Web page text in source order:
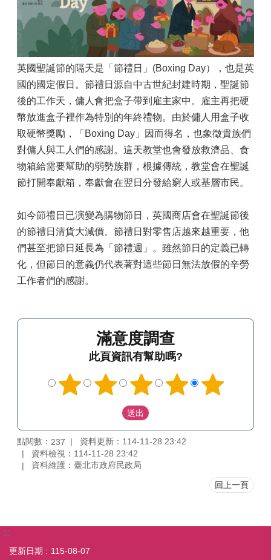
英國聖誕節的隔天是「節禮日」(Boxing Day），也是英
國的國定假日。節禮日源自中古世紀封建時期，聖誕節
後的工作天，傭人會把盒子帶到雇主家中。雇主再把硬
幣放進盒子裡作為特別的年終禮物。由於傭人用盒子收
取硬幣獎勵，「Boxing Day」因而得名，也象徵貴族們
對傭人與工人們的感謝。這天教堂也會發放救濟品、食
物箱給需要幫助的弱勢族群，根據傳統，教堂會在聖誕
節打開奉獻箱，奉獻會在翌日分發給窮人或基層市民。
如今節禮日已演變為購物節日，英國商店會在聖誕節後
的節禮日清貨大減價。節禮日對零售店越來越重要，他
們甚至把節日延長為「節禮週」。雖然節日的定義已轉
化，但節日的意義仍代表著對這些節日無法放假的辛勞
工作者們的感謝。
滿意度調查
此頁資訊有幫助嗎?
點閱數： 237
資料更新：114-11-28 23:42
資料檢視：114-11-28 23:42
資料維護：臺北市政府民政局
回上一頁
:::
更新日期 115-08-07